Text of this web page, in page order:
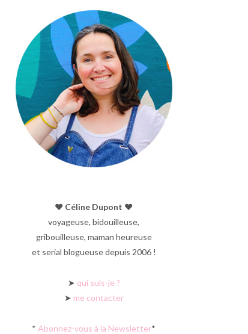
♥︎ Céline Dupont ♥︎
voyageuse, bidouilleuse,
gribouilleuse, maman heureuse
et serial blogueuse depuis 2006 !
➤ qui suis-je ?
➤ me contacter
* Abonnez-vous à la Newsletter*